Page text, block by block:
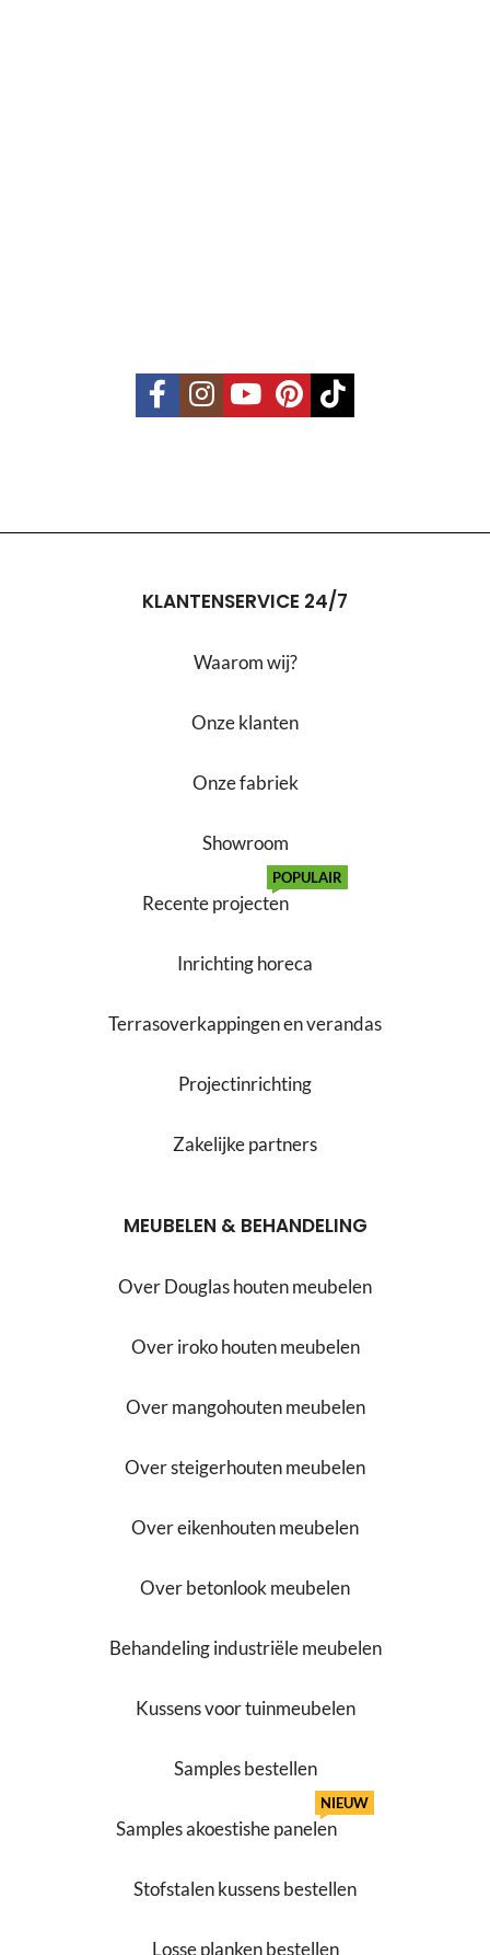
KLANTENSERVICE 24/7
Waarom wij?
Onze klanten
Onze fabriek
Showroom
Recente projecten
POPULAIR
Inrichting horeca
Terrasoverkappingen en verandas
Projectinrichting
Zakelijke partners
MEUBELEN & BEHANDELING
Over Douglas houten meubelen
Over iroko houten meubelen
Over mangohouten meubelen
Over steigerhouten meubelen
Over eikenhouten meubelen
Over betonlook meubelen
Behandeling industriële meubelen
Kussens voor tuinmeubelen
Samples bestellen
Samples akoestishe panelen
NIEUW
Stofstalen kussens bestellen
Losse planken bestellen